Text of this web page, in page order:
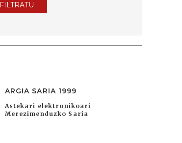
FILTRATU
ARGIA SARIA 1999
Astekari elektronikoari
Merezimenduzko Saria